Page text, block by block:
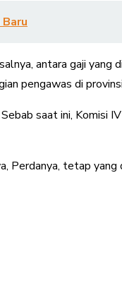
antara gaji yang
pengawas di
saat ini, Komisi
tetap